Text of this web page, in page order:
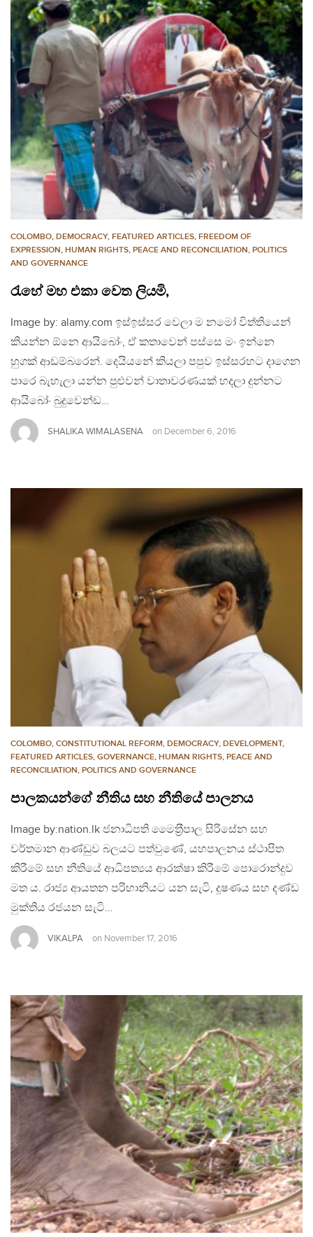
COLOMBO, DEMOCRACY, FEATURED ARTICLES, FREEDOM OF
EXPRESSION, HUMAN RIGHTS, PEACE AND RECONCILIATION, POLITICS
AND GOVERNANCE
රැහේ මහ එකා වෙත ලියමි,
Image by: alamy.com ඉස්ඉස්සර වෙලා ම නමෝ විත්තියෙන්
කියන්න ඕනෙ ආයිබෝං, ඒ කතාවෙන් පස්සෙ මං ඉන්නෙ
හුගක් ආඩම්බරෙන්. දෙයියනේ කියලා පපුව ඉස්සරහට දාගෙන
පාරෙ බැහැලා යන්න පුළුවන් වාතාවරණයක් හදලා දුන්නට
ආයිබෝං බුදුවෙන්ඩ…
SHALIKA WIMALASENA on December 6, 2016
COLOMBO, CONSTITUTIONAL REFORM, DEMOCRACY, DEVELOPMENT,
FEATURED ARTICLES, GOVERNANCE, HUMAN RIGHTS, PEACE AND
RECONCILIATION, POLITICS AND GOVERNANCE
පාලකයන්ගේ නීතිය සහ නීතියේ පාලනය
Image by:nation.lk ජනාධිපති මෛත‍්‍රීපාල සිරිසේන සහ
වර්තමාන ආණ්ඩුව බලයට පත්වුණේ, යහපාලනය ස්ථාපිත
කිරීමේ සහ නීතියේ ආධිපත්‍යය ආරක්ෂා කිරීමේ පොරොන්දුව
මත ය. රාජ්‍ය ආයතන පරිහානියට යන සැටි, දූෂණය සහ දණ්ඩ
මුක්තිය රජයන සැටි…
VIKALPA on November 17, 2016